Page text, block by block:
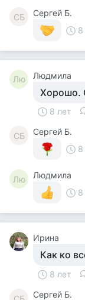
СБ
Сергей Б.
8
Лю Людмила
Хорошо.
8 лет
СБ
Сергей Б.
8
Лю
Людмила
8
Ирина
Как ко
8 лет
Сергей Б.